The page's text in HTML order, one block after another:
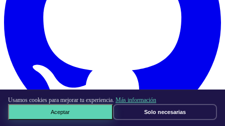
Usamos cookies para mejorar tu experiencia. Más información
Aceptar Solo necesarias